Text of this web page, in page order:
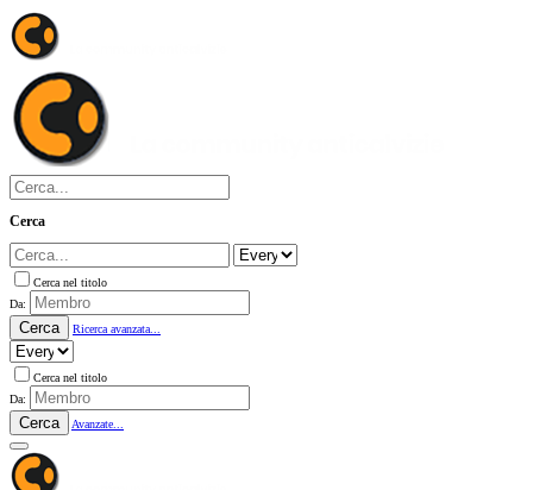
Cerca
Cerca nel titolo
Da:
Cerca Ricerca avanzata...
Cerca nel titolo
Da:
Cerca Avanzate...